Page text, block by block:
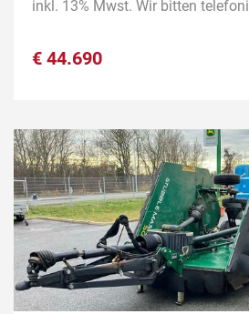
inkl. 13% Mwst. Wir bitten
€ 44.690